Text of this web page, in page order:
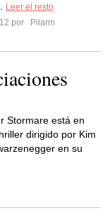
Leer el resto
por
Pilarm
Stormare está en
dirigido por Kim
en su